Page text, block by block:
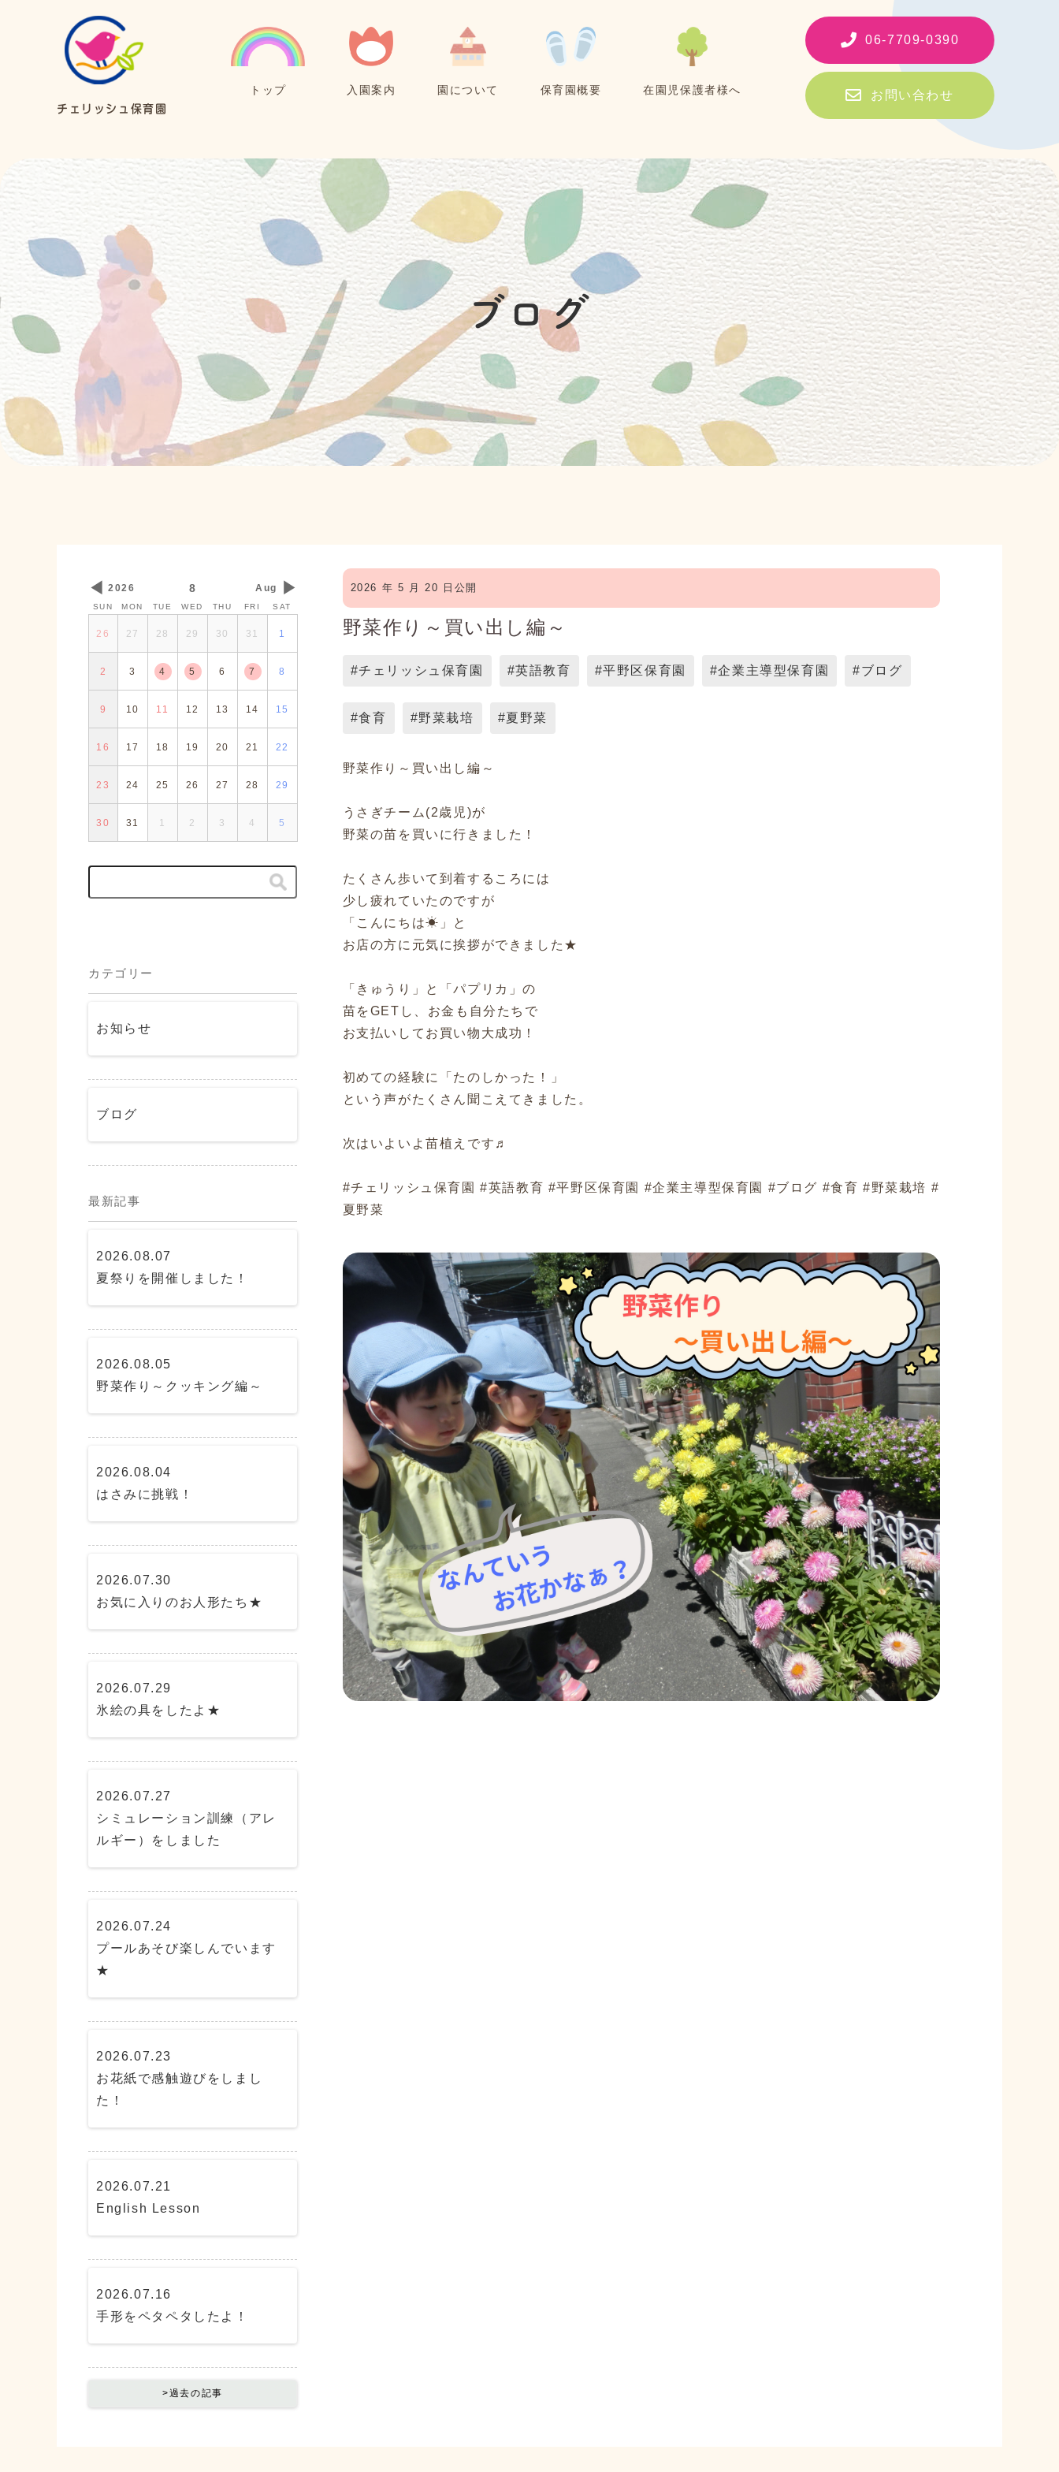
チェリッシュ保育園
トップ 入園案内 園について 保育園概要 在園児保護者様へ
06-7709-0390
お問い合わせ
ブログ
◀ 2026 8 Aug ▶
SUN MON TUE WED THU FRI SAT
26 27 28 29 30 31 1
2 3 4 5 6 7 8
9 10 11 12 13 14 15
16 17 18 19 20 21 22
23 24 25 26 27 28 29
30 31 1 2 3 4 5
カテゴリー
お知らせ
ブログ
最新記事
2026.08.07
夏祭りを開催しました！
2026.08.05
野菜作り～クッキング編～
2026.08.04
はさみに挑戦！
2026.07.30
お気に入りのお人形たち★
2026.07.29
氷絵の具をしたよ★
2026.07.27
シミュレーション訓練（アレ
ルギー）をしました
2026.07.24
プールあそび楽しんでいます
★
2026.07.23
お花紙で感触遊びをしまし
た！
2026.07.21
English Lesson
2026.07.16
手形をペタペタしたよ！
>過去の記事
2026 年 5 月 20 日公開
野菜作り～買い出し編～
#チェリッシュ保育園 #英語教育 #平野区保育園 #企業主導型保育園 #ブログ
#食育 #野菜栽培 #夏野菜
野菜作り～買い出し編～
うさぎチーム(2歳児)が
野菜の苗を買いに行きました！
たくさん歩いて到着するころには
少し疲れていたのですが
「こんにちは☀」と
お店の方に元気に挨拶ができました★
「きゅうり」と「パプリカ」の
苗をGETし、お金も自分たちで
お支払いしてお買い物大成功！
初めての経験に「たのしかった！」
という声がたくさん聞こえてきました。
次はいよいよ苗植えです♬
#チェリッシュ保育園 #英語教育 #平野区保育園 #企業主導型保育園 #ブログ #食育 #野菜栽培 #
夏野菜